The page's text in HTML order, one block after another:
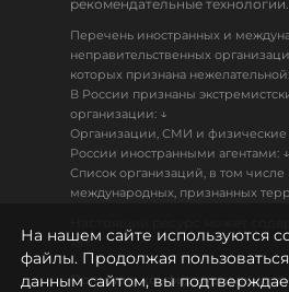
рекомендательные
Перечень иностранных и
неправительственных
которых признана нежелательной:
В России признаны
организации: ↓
Организации, СМИ и физические
России иностранными агентами: ↓
Список организаций, в том числе
международных, признанных
18+
Политика
На нашем сайте используются
файлы. Продолжая пользоваться
данным сайтом, вы